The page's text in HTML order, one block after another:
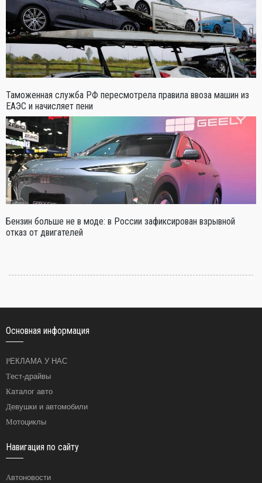
Таможенная служба РФ пересмотрела правила ввоза машин из
ЕАЭС и начисляет пени
Бензин больше не в моде: в России зафиксирован взрывной
отказ от двигателей
Основная информация
РЕКЛАМА У НАС
Тест-драйвы
Каталог авто
Девушки и автомобили
Мотоциклы
Навигация по сайту
Автоновости